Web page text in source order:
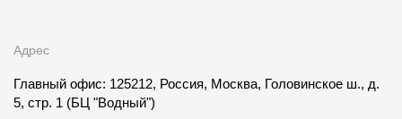
Адрес
Главный офис: 125212, Россия, Москва, Головинское ш., д.
5, стр. 1 (БЦ "Водный")